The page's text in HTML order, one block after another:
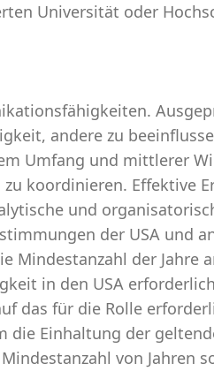
Universität oder
andere zu
Umfang und mittlerer
koordinieren. Effektive
und
der USA und
Mindestanzahl der Jahre
in den USA
das für die Rolle
die Einhaltung der
von Jahren